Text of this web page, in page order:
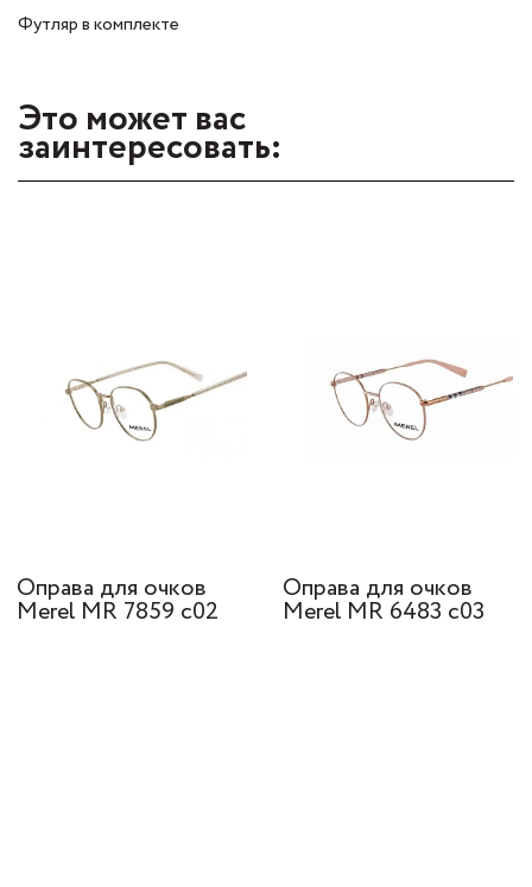
Футляр в комплекте
Это может вас
заинтересовать:
Оправа для очков
Merel МR 7859 с02
Оправа для очков
Merel МR 6483 c03